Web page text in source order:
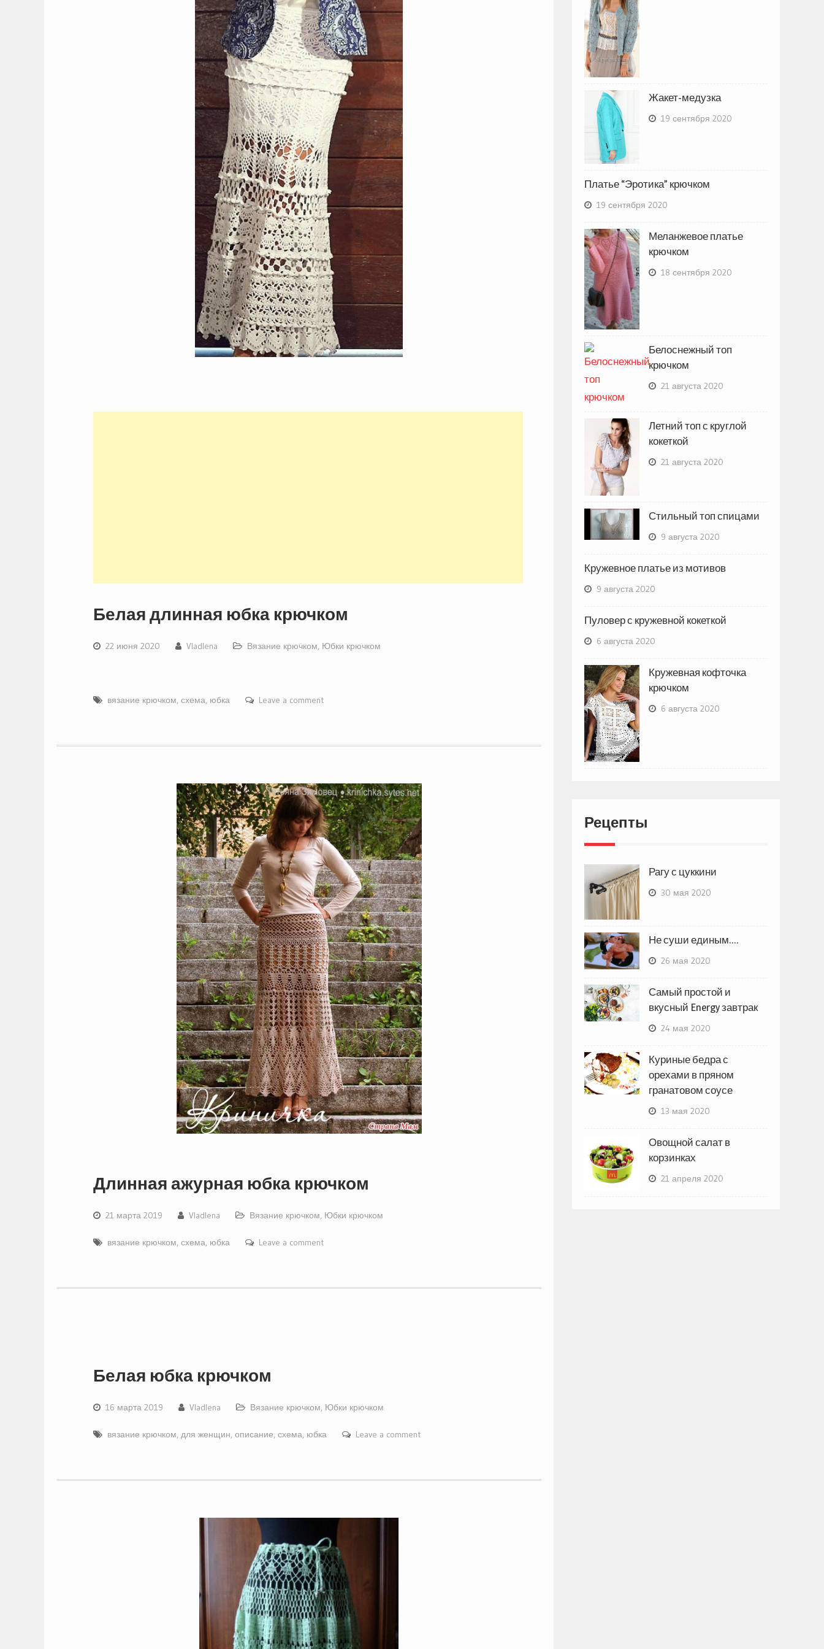
Белая длинная юбка крючком
22 июня 2020 Vladlena Вязание крючком, Юбки крючком
вязание крючком, схема, юбка Leave a comment
Длинная ажурная юбка крючком
21 марта 2019 Vladlena Вязание крючком, Юбки крючком
вязание крючком, схема, юбка Leave a comment
Белая юбка крючком
16 марта 2019 Vladlena Вязание крючком, Юбки крючком
вязание крючком, для женщин, описание, схема, юбка Leave a comment
Жакет-медузка
19 сентября 2020
Платье “Эротика” крючком
19 сентября 2020
Меланжевое платье
крючком
18 сентября 2020
Белоснежный топ
крючком
21 августа 2020
Летний топ с круглой
кокеткой
21 августа 2020
Стильный топ спицами
9 августа 2020
Кружевное платье из мотивов
9 августа 2020
Пуловер с кружевной кокеткой
6 августа 2020
Кружевная кофточка
крючком
6 августа 2020
Рецепты
Рагу с цуккини
30 мая 2020
Не суши единым….
26 мая 2020
Самый простой и
вкусный Energy завтрак
24 мая 2020
Куриные бедра с
орехами в пряном
гранатовом соусе
13 мая 2020
Овощной салат в
корзинках
21 апреля 2020